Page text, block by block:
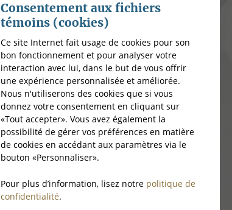
Consentement aux fichiers
témoins (cookies)
Ce site Internet fait usage de cookies pour son
bon fonctionnement et pour analyser votre
interaction avec lui, dans le but de vous offrir
une expérience personnalisée et améliorée.
Nous n'utiliserons des cookies que si vous
donnez votre consentement en cliquant sur
«Tout accepter». Vous avez également la
possibilité de gérer vos préférences en matière
de cookies en accédant aux paramètres via le
bouton «Personnaliser».
Pour plus d’information, lisez notre politique de
confidentialité.